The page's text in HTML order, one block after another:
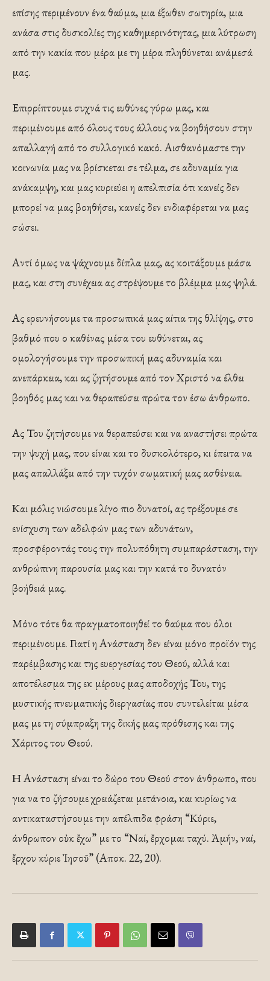
επίσης περιμένουν ένα θαύμα, μια έξωθεν σωτηρία, μια
ανάσα στις δυσκολίες της καθημερινότητας, μια λύτρωση
από την κακία που μέρα με τη μέρα πληθύνεται ανάμεσά
μας.
Επιρρίπτουμε συχνά τις ευθύνες γύρω μας, και
περιμένουμε από όλους τους άλλους να βοηθήσουν στην
απαλλαγή από το συλλογικό κακό. Αισθανόμαστε την
κοινωνία μας να βρίσκεται σε τέλμα, σε αδυναμία για
ανάκαμψη, και μας κυριεύει η απελπισία ότι κανείς δεν
μπορεί να μας βοηθήσει, κανείς δεν ενδιαφέρεται να μας
σώσει.
Αντί όμως να ψάχνουμε δίπλα μας, ας κοιτάξουμε μάσα
μας, και στη συνέχεια ας στρέψουμε το βλέμμα μας ψηλά.
Ας ερευνήσουμε τα προσωπικά μας αίτια της θλίψης, στο
βαθμό που ο καθένας μέσα του ευθύνεται, ας
ομολογήσουμε την προσωπική μας αδυναμία και
ανεπάρκεια, και ας ζητήσουμε από τον Χριστό να έλθει
βοηθός μας και να θεραπεύσει πρώτα τον έσω άνθρωπο.
Ας Του ζητήσουμε να θεραπεύσει και να αναστήσει πρώτα
την ψυχή μας, που είναι και το δυσκολότερο, κι έπειτα να
μας απαλλάξει από την τυχόν σωματική μας ασθένεια.
Και μόλις νιώσουμε λίγο πιο δυνατοί, ας τρέξουμε σε
ενίσχυση των αδελφών μας των αδυνάτων,
προσφέροντάς τους την πολυπόθητη συμπαράσταση, την
ανθρώπινη παρουσία μας και την κατά το δυνατόν
βοήθειά μας.
Μόνο τότε θα πραγματοποιηθεί το θαύμα που όλοι
περιμένουμε. Γιατί η Ανάσταση δεν είναι μόνο προϊόν της
παρέμβασης και της ευεργεσίας του Θεού, αλλά και
αποτέλεσμα της εκ μέρους μας αποδοχής Του, της
μυστικής πνευματικής διεργασίας που συντελείται μέσα
μας με τη σύμπραξη της δικής μας πρόθεσης και της
Χάριτος του Θεού.
Η Ανάσταση είναι το δώρο του Θεού στον άνθρωπο, που
για να το ζήσουμε χρειάζεται μετάνοια, και κυρίως να
αντικαταστήσουμε την απέλπιδα φράση “Κύριε,
άνθρωπον οὐκ ἔχω” με το “Ναί, ἔρχομαι ταχύ. Ἀμήν, ναί,
ἔρχου κύριε Ἰησοῦ” (Αποκ. 22, 20).